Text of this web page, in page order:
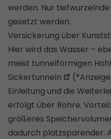
werden. Nur
gesetzt werden.
Versickerung über
Hier wird das Wasser –
meist tunnelförmigen
Sickertunneln
Einleitung und die
erfolgt über Rohre.
größeres
dadurch platzsparender.